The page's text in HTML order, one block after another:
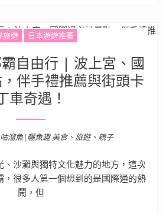
旅遊 日本遊遊推薦
自由行 | 波上宮、國
伴手禮推薦與街頭卡
車奇遇！
Posted on
咕溜魚|曬魚趣 美食、旅遊、親子
、沙灘與獨特文化魅力的地方，這次
，很多人第一個想到的是國際通的熱
鬧，但